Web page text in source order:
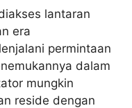
lantaran
era
permintaan
dalam
mungkin
reside dengan